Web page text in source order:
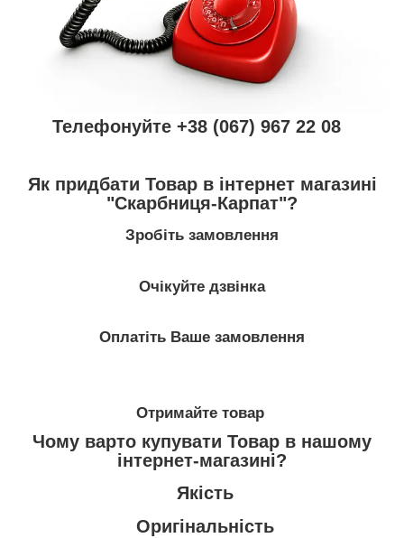
Телефонуйте +38 (067) 967 22 08
Як придбати Товар в інтернет магазині
"Скарбниця-Карпат"?
Зробіть замовлення
Очікуйте дзвінка
Оплатіть Ваше замовлення
Отримайте товар
Чому варто купувати Товар в нашому
інтернет-магазині?
Якість
Оригінальність